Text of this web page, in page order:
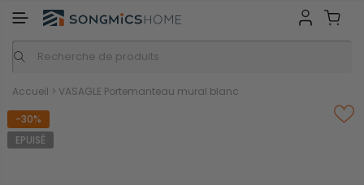
Accueil > VASAGLE Portemanteau mural blanc
-30%
EPUISÉ
Inspiration Nos marques